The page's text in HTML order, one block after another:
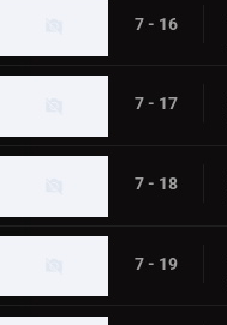
7 - 16
7 - 17
7 - 18
7 - 19